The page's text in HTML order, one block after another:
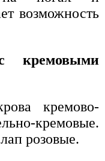
возможность
кремовыми
кремово-
кремовые.
розовые.